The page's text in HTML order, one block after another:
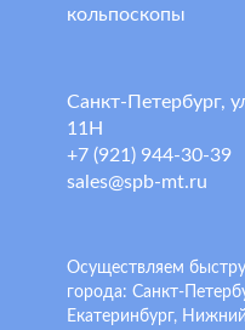
кольпоскопы
Санкт-Петербург,
11Н
+7 (921) 944-30-39
sales@spb-mt.ru
Осуществляем
города: Санкт-
Екатеринбург,